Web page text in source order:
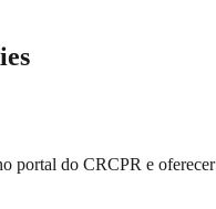
portal do CRCPR e